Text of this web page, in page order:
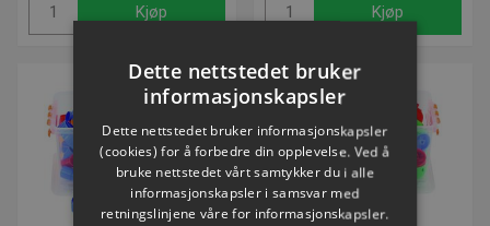
Kjøp Kjøp
Dette nettstedet bruker
informasjonskapsler
Dette nettstedet bruker informasjonskapsler
(cookies) for å forbedre din opplevelse. Ved å
bruke nettstedet vårt samtykker du i alle
informasjonskapsler i samsvar med
retningslinjene våre for informasjonskapsler.